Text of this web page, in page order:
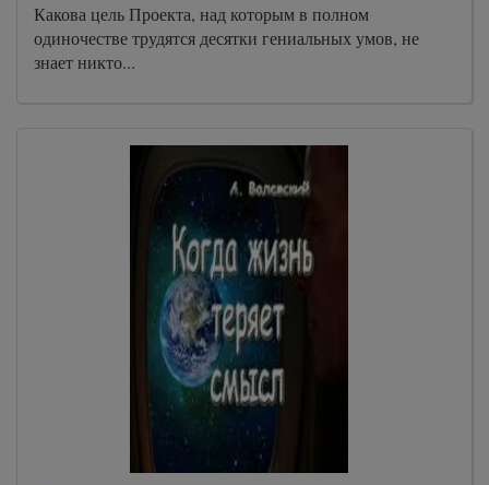
Какова цель Проекта, над которым в полном
одиночестве трудятся десятки гениальных умов, не
знает никто...